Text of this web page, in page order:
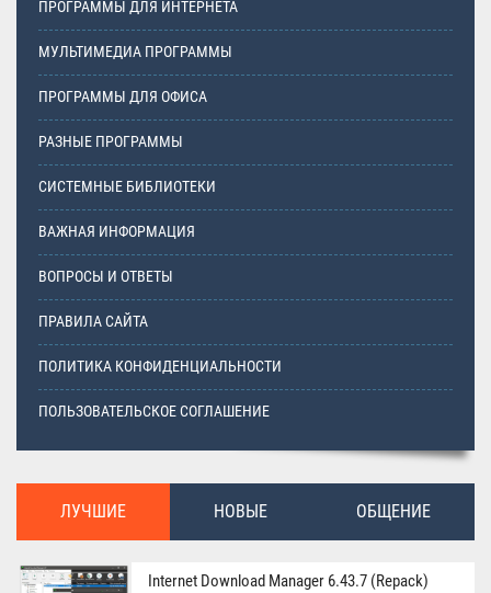
ПРОГРАММЫ ДЛЯ ИНТЕРНЕТА
МУЛЬТИМЕДИА ПРОГРАММЫ
ПРОГРАММЫ ДЛЯ ОФИСА
РАЗНЫЕ ПРОГРАММЫ
СИСТЕМНЫЕ БИБЛИОТЕКИ
ВАЖНАЯ ИНФОРМАЦИЯ
ВОПРОСЫ И ОТВЕТЫ
ПРАВИЛА САЙТА
ПОЛИТИКА КОНФИДЕНЦИАЛЬНОСТИ
ПОЛЬЗОВАТЕЛЬСКОЕ СОГЛАШЕНИЕ
ЛУЧШИЕ НОВЫЕ ОБЩЕНИЕ
Internet Download Manager 6.43.7 (Repack)